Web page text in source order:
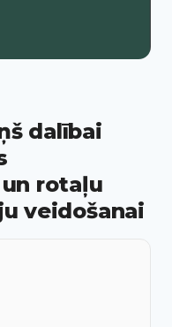
dalībai
rotaļu
veidošanai